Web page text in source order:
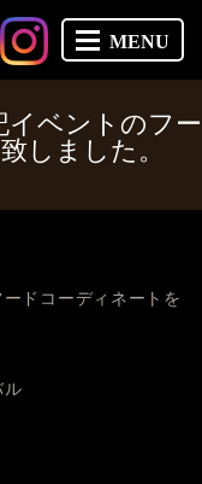
MENU
イベントのフー
しました。
ドコーディネートを
ル